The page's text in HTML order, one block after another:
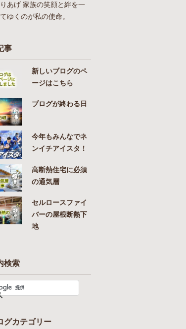
あげ 家族の笑顔と絆を一
ゆくのが私の使命。
事
新しいブログのペ
ージはこちら
ブログが終わる日
今年もみんなでネ
ンイチアイスタ！
高断熱住宅に必須
の通気層
セルロースファイ
バーの屋根断熱下
地
検索
グカテゴリー